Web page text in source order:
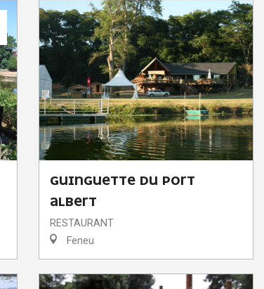
GUINGUETTE DU PORT
ALBERT
RESTAURANT
Feneu